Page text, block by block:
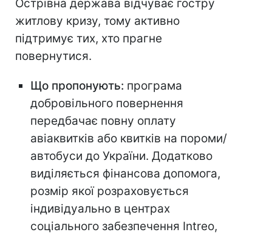
Острівна держава відчуває гостру
житлову кризу, тому активно
підтримує тих, хто прагне
повернутися.
Що пропонують: програма
добровільного повернення
передбачає повну оплату
авіаквитків або квитків на пороми/
автобуси до України. Додатково
виділяється фінансова допомога,
розмір якої розраховується
індивідуально в центрах
соціального забезпечення Intreo,